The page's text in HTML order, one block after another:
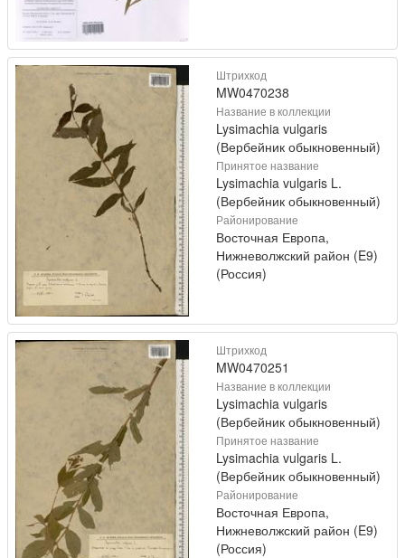
Штрихкод
MW0470238
Название в коллекции
Lysimachia vulgaris
(Вербейник обыкновенный)
Принятое название
Lysimachia vulgaris L.
(Вербейник обыкновенный)
Районирование
Восточная Европа,
Нижневолжский район (E9)
(Россия)
Штрихкод
MW0470251
Название в коллекции
Lysimachia vulgaris
(Вербейник обыкновенный)
Принятое название
Lysimachia vulgaris L.
(Вербейник обыкновенный)
Районирование
Восточная Европа,
Нижневолжский район (E9)
(Россия)